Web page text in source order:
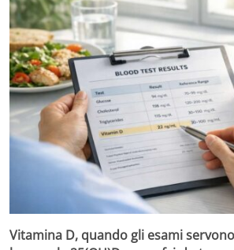
Vitamina D, quando gli esami